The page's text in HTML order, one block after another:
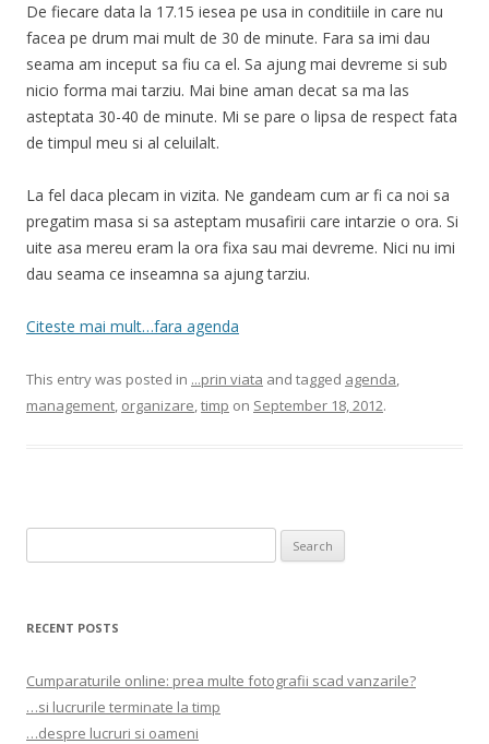
De fiecare data la 17.15 iesea pe usa in conditiile in care nu
facea pe drum mai mult de 30 de minute. Fara sa imi dau
seama am inceput sa fiu ca el. Sa ajung mai devreme si sub
nicio forma mai tarziu. Mai bine aman decat sa ma las
asteptata 30-40 de minute. Mi se pare o lipsa de respect fata
de timpul meu si al celuilalt.
La fel daca plecam in vizita. Ne gandeam cum ar fi ca noi sa
pregatim masa si sa asteptam musafirii care intarzie o ora. Si
uite asa mereu eram la ora fixa sau mai devreme. Nici nu imi
dau seama ce inseamna sa ajung tarziu.
Citeste mai mult…fara agenda
This entry was posted in ...prin viata and tagged agenda,
management, organizare,timp on September 18, 2012.
for:
RECENT POSTS
Cumparaturile online: prea multe fotografii scad vanzarile?
…si lucrurile terminate la timp
…despre lucruri si oameni